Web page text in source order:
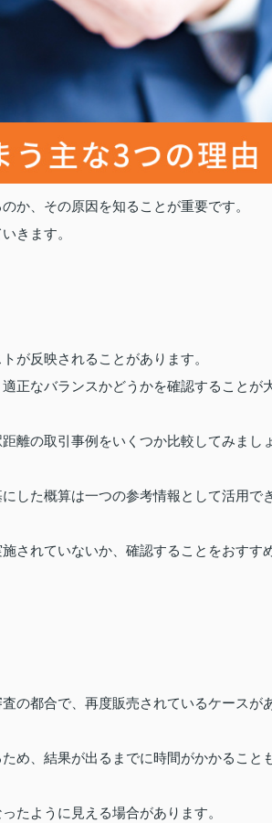
か、その原因を知ることが重要です。
きます。
が反映されることがあります。
正なバランスかどうかを確認することが
離の取引事例をいくつか比較してみましょ
した概算は一つの参考情報として活用で
されていないか、確認することをおすす
の都合で、再度販売されているケースが
め、結果が出るまでに時間がかかること
たように見える場合があります。